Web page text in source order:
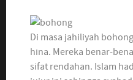
Di masa jahiliyah
hina. Mereka benar-
sifat rendahan. Islam